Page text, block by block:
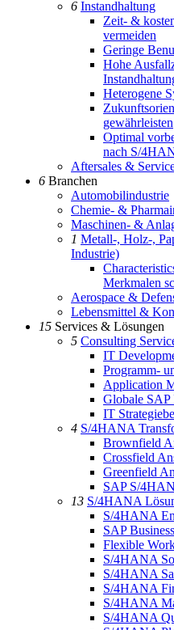
6 Instandhaltung
Zeit- &
vermeiden
Geringe
Hohe
Heterogene
gewährleisten
Optimal
nach S/
Aftersales &
6 Branchen
Automobilindustrie
Chemie- &
Maschinen- &
1 Metall-, Holz-,
Industrie)
Merkmalen
Aerospace &
Lebensmittel &
15 Services & Lösungen
5 Consulting
IT
Programm-
Application
Globale SAP
IT
4 S/4HANA
Brownfield
Crossfield
Greenfield
SAP S/
13 S/4HANA
S/4HANA
SAP
Flexible
S/4HANA
S/4HANA
S/4HANA
S/4HANA
S/4HANA